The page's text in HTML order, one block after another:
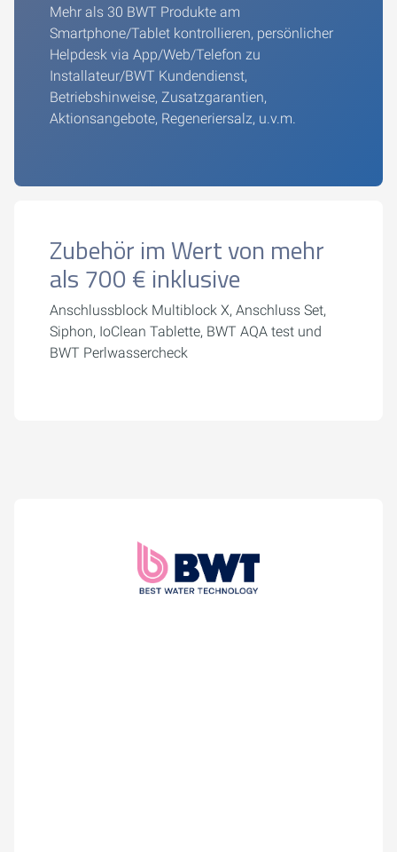
Mehr als 30 BWT Produkte am
Smartphone/Tablet kontrollieren, persönlicher
Helpdesk via App/Web/Telefon zu
Installateur/BWT Kundendienst,
Betriebshinweise, Zusatzgarantien,
Aktionsangebote, Regeneriersalz, u.v.m.
Zubehör im Wert von mehr
als 700 € inklusive
Anschlussblock Multiblock X, Anschluss Set,
Siphon, IoClean Tablette, BWT AQA test und
BWT Perlwassercheck